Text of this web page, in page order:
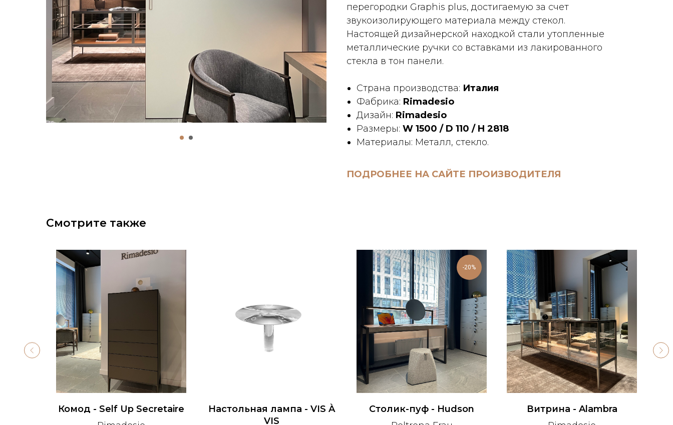
перегородки Graphis plus, достигаемую за счет
звукоизолирующего материала между стекол.
Настоящей дизайнерской находкой стали утопленные
металлические ручки со вставками из лакированного
стекла в тон панели.
Страна производства: Италия
Фабрика: Rimadesio
Дизайн: Rimadesio
Размеры: W 1500 / D 110 / H 2818
Материалы: Металл, стекло.
ПОДРОБНЕЕ НА САЙТЕ ПРОИЗВОДИТЕЛЯ
Смотрите также
Комод - Self Up Secretaire
Настольная лампа - VIS À
VIS
-20%
Столик-пуф - Hudson
Витрина - Alambra